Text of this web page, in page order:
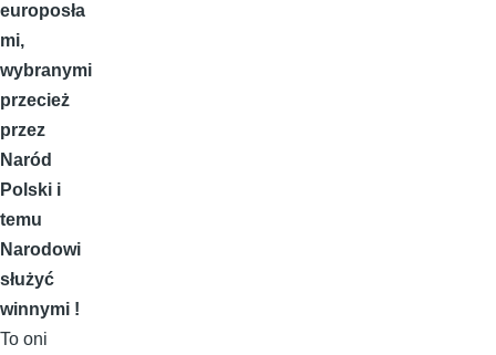
europosła
mi,
wybranymi
przecież
przez
Naród
Polski i
temu
Narodowi
służyć
winnymi !
To oni